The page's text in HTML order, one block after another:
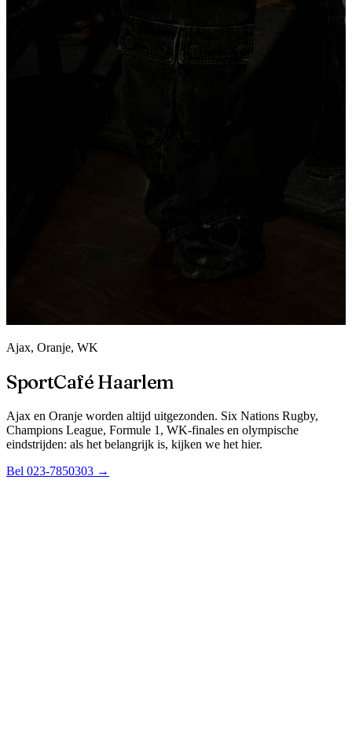
Ajax, Oranje, WK
SportCafé Haarlem
Ajax en Oranje worden altijd uitgezonden. Six Nations Rugby,
Champions League, Formule 1, WK-finales en olympische
eindstrijden: als het belangrijk is, kijken we het hier.
Bel 023-7850303 →